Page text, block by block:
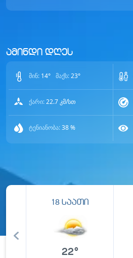
ამინდი დღეს
მინ: 14° მაქს:23°
ქარი:22.7კმ/სთ
ტენიანობა:38%
18საათი
22°